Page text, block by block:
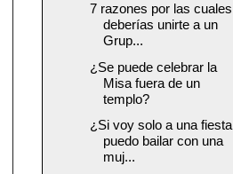
7 razones por las cuales
deberías unirte a un
Grup...
¿Se puede celebrar la
Misa fuera de un
templo?
¿Si voy solo a una fiesta
puedo bailar con una
muj...